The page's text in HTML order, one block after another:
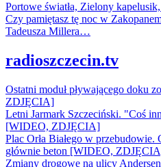
Portowe światła, Zielony
Czy pamiętasz tę noc w
Tadeusza Millera…
radioszczecin.tv
Ostatni moduł pływającego doku
ZDJĘCIA]
Letni Jarmark Szczeciński. "Coś
[WIDEO, ZDJĘCIA]
Plac Orła Białego w przebudowie.
głównie beton [WIDEO,
Zmiany drogowe na ulicy